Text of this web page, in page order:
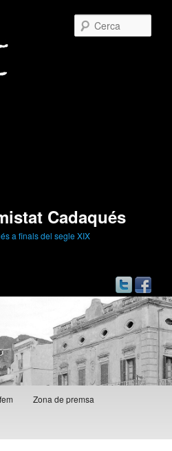
Cadaqués
a finals del segle XIX
Zona de premsa